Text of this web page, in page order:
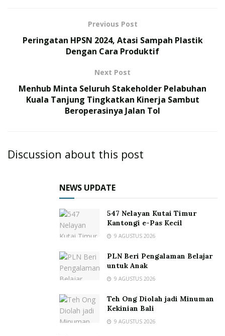
Previous Post
Peringatan HPSN 2024, Atasi Sampah Plastik
Dengan Cara Produktif
Next Post
Menhub Minta Seluruh Stakeholder Pelabuhan
Kuala Tanjung Tingkatkan Kinerja Sambut
Beroperasinya Jalan Tol
Discussion about this post
NEWS UPDATE
547 Nelayan Kutai Timur
Kantongi e-Pas Kecil
9 AGUSTUS 2026
PLN Beri Pengalaman Belajar
untuk Anak
9 AGUSTUS 2026
Teh Ong Diolah jadi Minuman
Kekinian Bali
9 AGUSTUS 2026